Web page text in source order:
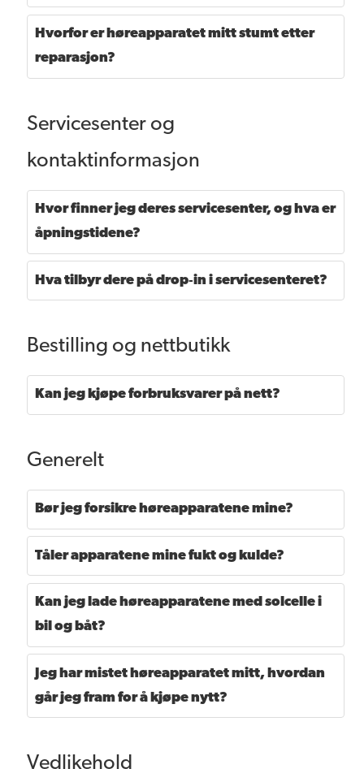
Hvorfor er høreapparatet mitt stumt etter
reparasjon?
Servicesenter og
kontaktinformasjon
Hvor finner jeg deres servicesenter, og hva er
åpningstidene?
Hva tilbyr dere på drop‑in i servicesenteret?
Bestilling og nettbutikk
Kan jeg kjøpe forbruksvarer på nett?
Generelt
Bør jeg forsikre høreapparatene mine?
Tåler apparatene mine fukt og kulde?
Kan jeg lade høreapparatene med solcelle i
bil og båt?
Jeg har mistet høreapparatet mitt, hvordan
går jeg fram for å kjøpe nytt?
Vedlikehold